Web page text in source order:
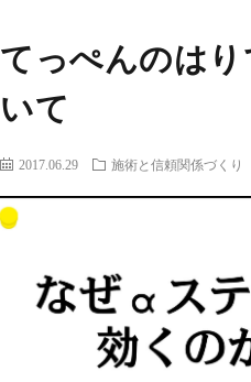
てっぺんのは
いて
2017.06.29 施術と信頼関係づくり